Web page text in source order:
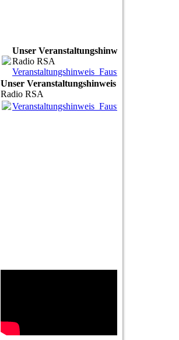
Unser Veranstaltungshinweis
Radio RSA
Veranstaltungshinweis_Faust_RSA.mp3
Unser Veranstaltungshinweis
Radio RSA
Veranstaltungshinweis_Faust_RSA.mp3